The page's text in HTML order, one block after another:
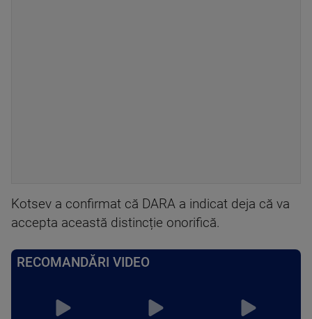
Kotsev a confirmat că DARA a indicat deja că va
accepta această distincție onorifică.
RECOMANDĂRI VIDEO